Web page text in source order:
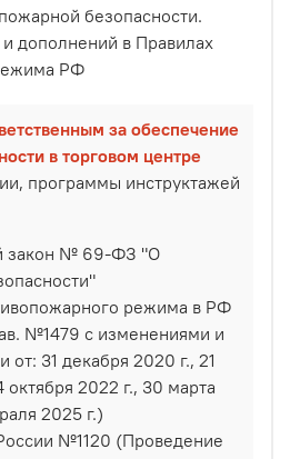
безопасности.
дополнений в Правилах
РФ
за обеспечение
в торговом центре
программы инструктажей
закон № 69-ФЗ "О
режима в РФ
№1479 с изменениями и
от: 31 декабря 2020 г., 21
октября 2022 г., 30 марта
2025 г.)
№1120 (Проведение